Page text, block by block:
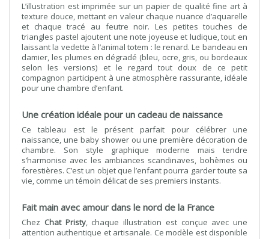
L’illustration est imprimée sur un papier de qualité fine art à
texture douce, mettant en valeur chaque nuance d’aquarelle
et chaque tracé au feutre noir. Les petites touches de
triangles pastel ajoutent une note joyeuse et ludique, tout en
laissant la vedette à l’animal totem : le renard. Le bandeau en
damier, les plumes en dégradé (bleu, ocre, gris, ou bordeaux
selon les versions) et le regard tout doux de ce petit
compagnon participent à une atmosphère rassurante, idéale
pour une chambre d’enfant.
Une création idéale pour un cadeau de naissance
Ce tableau est le présent parfait pour célébrer une
naissance, une baby shower ou une première décoration de
chambre. Son style graphique moderne mais tendre
s’harmonise avec les ambiances scandinaves, bohèmes ou
forestières. C’est un objet que l’enfant pourra garder toute sa
vie, comme un témoin délicat de ses premiers instants.
Fait main avec amour dans le nord de la France
Chez Chat Pristy, chaque illustration est conçue avec une
attention authentique et artisanale. Ce modèle est disponible